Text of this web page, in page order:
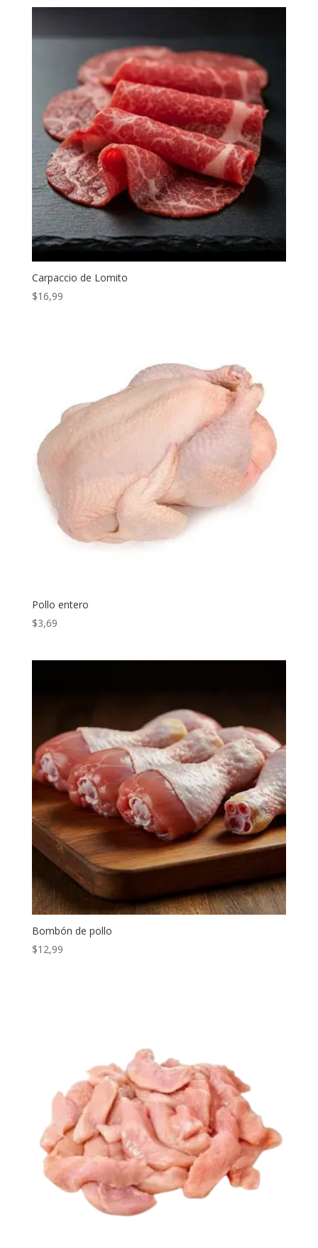
Carpaccio de Lomito
$16,99
Pollo entero
$3,69
Bombón de pollo
$12,99